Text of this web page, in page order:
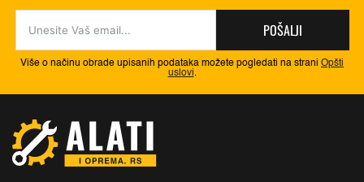
POŠALJI
Više o načinu obrade upisanih podataka možete pogledati na strani Opšti
uslovi .